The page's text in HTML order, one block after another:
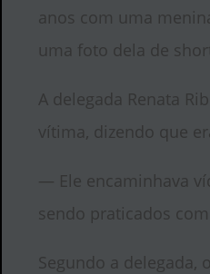
anos com uma
uma foto dela de
A delegada Renata
vítima, dizendo que
— Ele encaminhava
sendo praticados
Segundo a delegada,